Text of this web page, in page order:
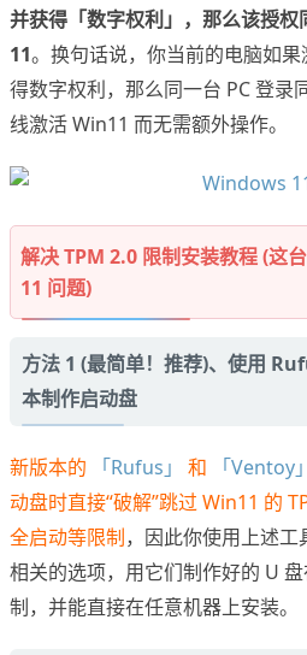
并获得「数字权利」，那么该授
11。换句话说，你当前的电脑如
得数字权利，那么同一台 PC 登录
线激活 Win11 而无需额外操作。
解决 TPM 2.0 限制安装教程 (这
11 问题)
方法 1 (最简单！推荐)、使用
本制作启动盘
新版本的 「Rufus」 和 「Ventoy」
动盘时直接“破解”跳过 Win11 的
全启动等限制，因此你使用上述
相关的选项，用它们制作好的 U
制，并能直接在任意机器上安装。